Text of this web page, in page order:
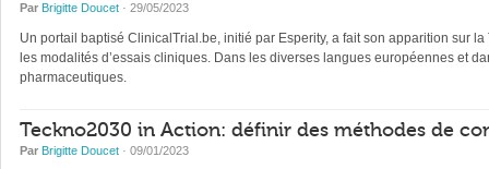
Par Brigitte Doucet · 29/05/2023
Un portail baptisé ClinicalTrial.be, initié par Esperity, a fait son apparition sur
les modalités d’essais cliniques. Dans les diverses langues européennes et
pharmaceutiques.
Teckno2030 in Action: définir des méthodes de
Par Brigitte Doucet · 09/01/2023